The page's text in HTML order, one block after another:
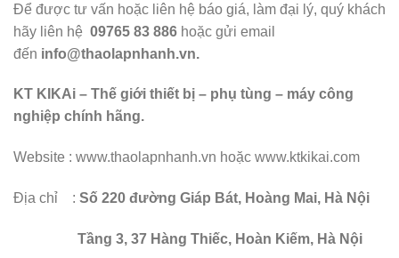
Để được tư vấn hoặc liên hệ báo giá, làm đại lý, quý khách
hãy liên hệ 09765 83 886 hoặc gửi email
đến info@thaolapnhanh.vn.
KT KIKAi – Thế giới thiết bị – phụ tùng – máy công
nghiệp chính hãng.
Website : www.thaolapnhanh.vn hoặc www.ktkikai.com
Địa chỉ : Số 220 đường Giáp Bát, Hoàng Mai, Hà Nội
Tầng 3, 37 Hàng Thiếc, Hoàn Kiếm, Hà Nội